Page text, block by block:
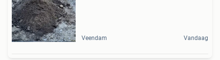
Veendam Vandaag